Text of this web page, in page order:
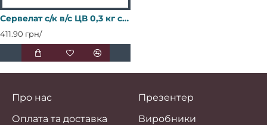
Сервелат с/к в/с ЦВ 0,3 кг свк ТМ "Стриївецькі ковбаси" Регал
411.90 грн/
Про нас
Оплата та доставка
Презентер
Виробники